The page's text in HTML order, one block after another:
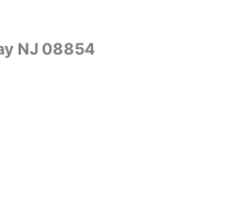
NJ 08854